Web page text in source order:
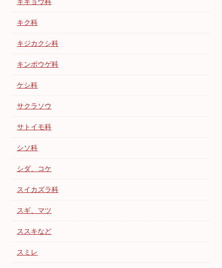
キク科
キジカクシ科
キンポウゲ科
ケシ科
サクラソウ
サトイモ科
シソ科
シダ、コケ
スイカズラ科
スギ、マツ
ススキなど
スミレ